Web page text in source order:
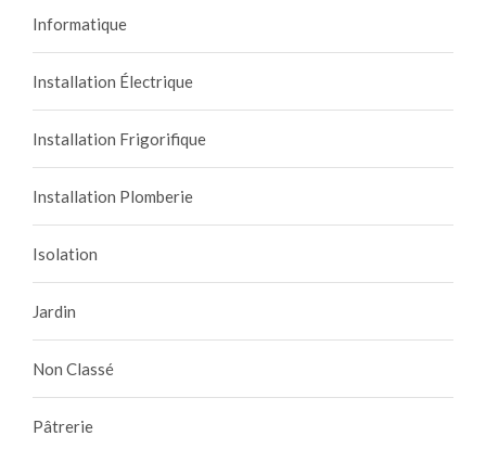
Informatique
Installation Électrique
Installation Frigorifique
Installation Plomberie
Isolation
Jardin
Non Classé
Pâtrerie